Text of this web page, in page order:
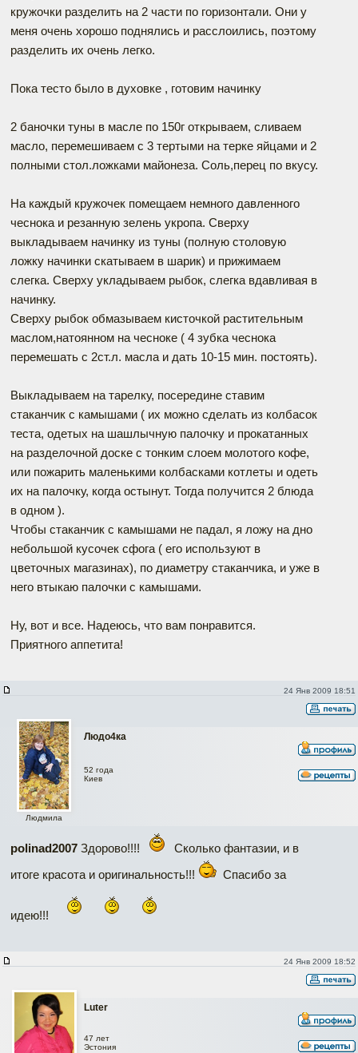
кружочки разделить на 2 части по горизонтали. Они у
меня очень хорошо поднялись и расслоились, поэтому
разделить их очень легко.
Пока тесто было в духовке , готовим начинку
2 баночки туны в масле по 150г открываем, сливаем
масло, перемешиваем с 3 тертыми на терке яйцами и 2
полными стол.ложками майонеза. Соль,перец по вкусу.
На каждый кружочек помещаем немного давленного
чеснока и резанную зелень укропа. Сверху
выкладываем начинку из туны (полную столовую
ложку начинки скатываем в шарик) и прижимаем
слегка. Сверху укладываем рыбок, слегка вдавливая в
начинку.
Сверху рыбок обмазываем кисточкой растительным
маслом,натоянном на чесноке ( 4 зубка чеснока
перемешать с 2ст.л. масла и дать 10-15 мин. постоять).
Выкладываем на тарелку, посередине ставим
стаканчик с камышами ( их можно сделать из колбасок
теста, одетых на шашлычную палочку и прокатанных
на разделочной доске с тонким слоем молотого кофе,
или пожарить маленькими колбасками котлеты и одеть
их на палочку, когда остынут. Тогда получится 2 блюда
в одном ).
Чтобы стаканчик с камышами не падал, я ложу на дно
небольшой кусочек сфога ( его используют в
цветочных магазинах), по диаметру стаканчика, и уже в
него втыкаю палочки с камышами.
Ну, вот и все. Надеюсь, что вам понравится.
Приятного аппетита!
24 Янв 2009 18:51
Людо4ка
Людмила
52 года
Киев
polinad2007 Здорово!!!!
Сколько фантазии, и в
итоге красота и оригинальность!!!
Спасибо за
идею!!!
24 Янв 2009 18:52
Luter
47 лет
Эстония